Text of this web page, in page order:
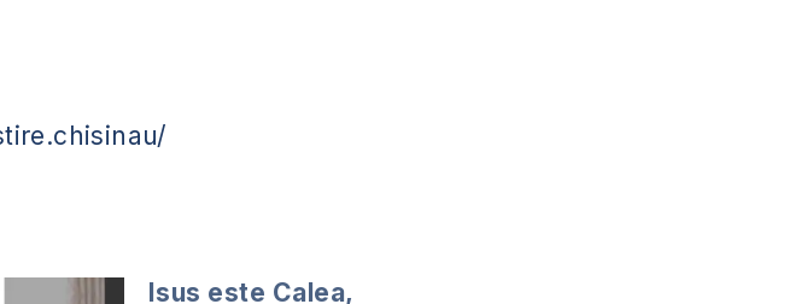
Isus este Calea,